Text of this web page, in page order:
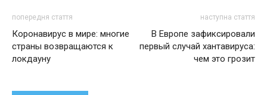
попередня стаття
Коронавирус в мире: многие
страны возвращаются к
локдауну
наступна стаття
В Европе зафиксировали
первый случай хантавируса:
чем это грозит